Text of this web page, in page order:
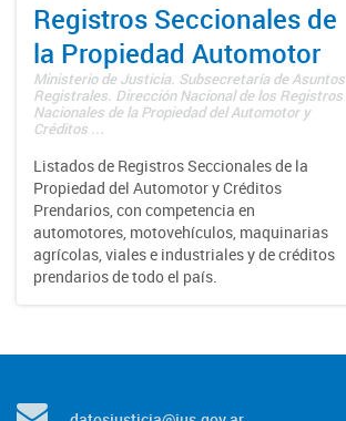
Registros Seccionales de
la Propiedad Automotor
Ministerio de Justicia. Subsecretaría de Asuntos
Registrales. Dirección Nacional de los Registros
Nacionales de la Propiedad del Automotor y
Créditos ...
Listados de Registros Seccionales de la
Propiedad del Automotor y Créditos
Prendarios, con competencia en
automotores, motovehículos, maquinarias
agrícolas, viales e industriales y de créditos
prendarios de todo el país.